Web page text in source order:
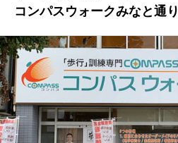
コンパスウォークみなと通り